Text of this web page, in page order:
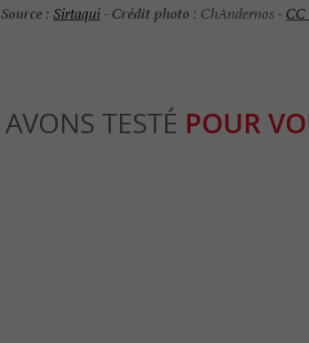
Source : Sirtaqui-Crédit photo : ChAndernos -
TESTÉ POUR